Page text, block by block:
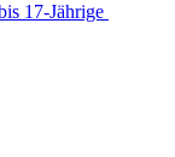
17-Jährige